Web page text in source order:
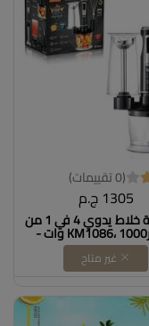
(0 تقييمات)
1305 ج.م
مجموعة خلاط يدوي 4 في 1 من
سنفيرKM1086، 1000 وات -
أسود DOLLAR FOR IMPORT
غير متاح